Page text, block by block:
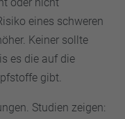
eines schweren
Keiner sollte
es die auf die
gibt.
Studien zeigen: